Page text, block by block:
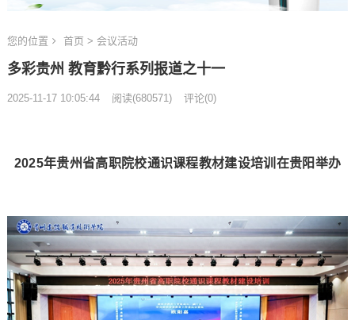
您的位置 首页 > 会议活动
多彩贵州 教育黔行系列报道之十一
2025-11-17 10:05:44 阅读(680571) 评论(0)
2025年贵州省高职院校通识课程教材建设培训在贵阳举办